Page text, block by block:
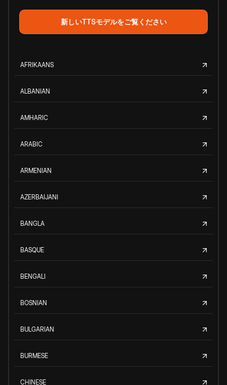
新しいTTSモデルをご覧ください
AFRIKAANS
ALBANIAN
AMHARIC
ARABIC
ARMENIAN
AZERBAIJANI
BANGLA
BASQUE
BENGALI
BOSNIAN
BULGARIAN
BURMESE
CHINESE